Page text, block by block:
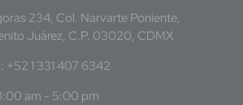
234, Col. Narvarte Poniente,
Juárez, C.P. 03020, CDMX
+52 1 331 407 6342
am - 5:00 pm